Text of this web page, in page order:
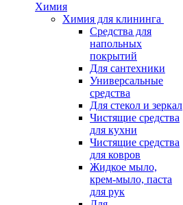
Химия
Химия для клининга
Средства для
напольных
покрытий
Для сантехники
Универсальные
средства
Для стекол и зеркал
Чистящие средства
для кухни
Чистящие средства
для ковров
Жидкое мыло,
крем-мыло, паста
для рук